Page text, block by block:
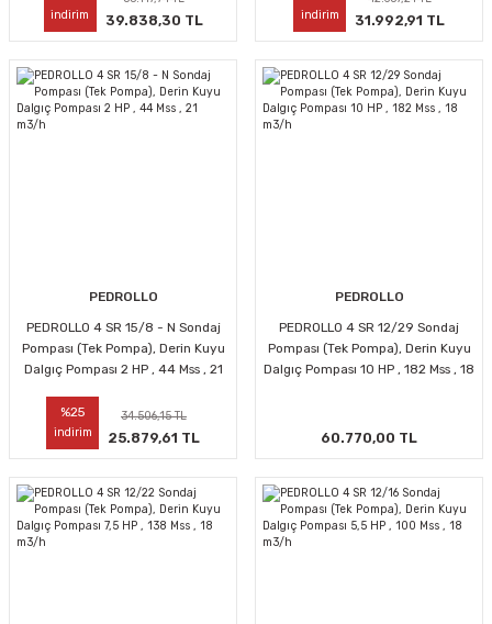
indirim 39.838,30 TL indirim 31.992,91 TL
PEDROLLO
PEDROLLO 4 SR 15/8 - N Sondaj
Pompası (Tek Pompa), Derin Kuyu
Dalgıç Pompası 2 HP , 44 Mss , 21
%25
indirim
34.506,15 TL
25.879,61 TL
PEDROLLO
PEDROLLO 4 SR 12/29 Sondaj
Pompası (Tek Pompa), Derin Kuyu
Dalgıç Pompası 10 HP , 182 Mss , 18
60.770,00 TL